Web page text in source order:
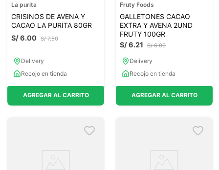
La purita
CRISINOS DE AVENA Y
CACAO LA PURITA 80GR
S/ 7.50
S/6.00
Delivery
Recojo en tienda
AGREGAR AL CARRITO
Fruty Foods
GALLETONES CACAO
EXTRA Y AVENA 2UND
FRUTY 100GR
S/ 6.90
S/6.21
Delivery
Recojo en tienda
AGREGAR AL CARRITO